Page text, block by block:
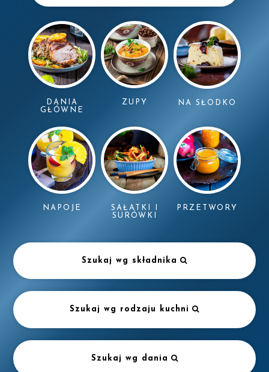
DANIA
GŁÓWNE
ZUPY NA SŁODKO
NAPOJE
SAŁATKI I
SURÓWKI
PRZETWORY
Szukaj wg składnika
Szukaj wg rodzaju kuchni
Szukaj wg dania